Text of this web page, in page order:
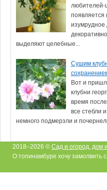
любителей-
появляется
изумрудное
выделяют целебные...
Сушим
Вот и
клубни
время после
все стебли
немного подмерзли и
2018–2026 © Сад и огород, дом
О топинамбуре хочу замолвить